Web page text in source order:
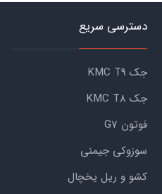
دسترسی سریع
جک KMC T9
جک KMC T8
فوتون G7
سوزوکی جیمنی
کشو و ریل یخچال